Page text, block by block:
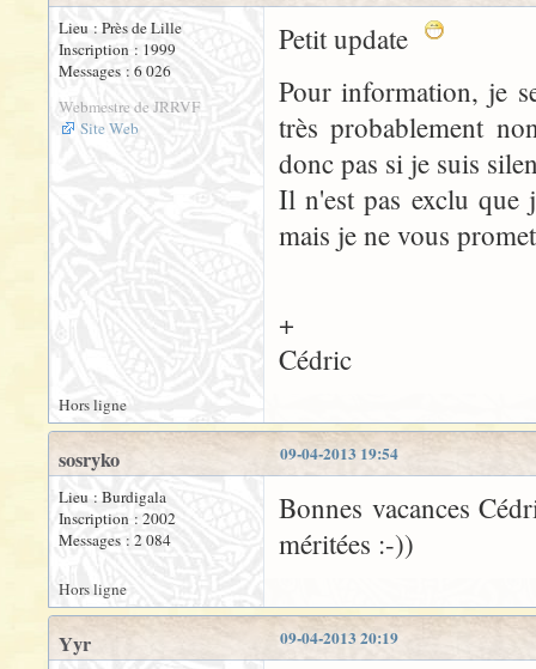
Lieu : Près de Lille
Inscription : 1999
Messages : 6 026
Webmestre de JRRVF
Site Web
Petit update
Pour information, je
très probablement
donc pas si je suis
Il n'est pas exclu que
mais je ne vous
+
Cédric
Hors ligne
09-04-2013 19:54
sosryko
Lieu : Burdigala
Inscription : 2002
Messages : 2 084
Bonnes vacances
méritées :-))
Hors ligne
09-04-2013 20:19
Yyr